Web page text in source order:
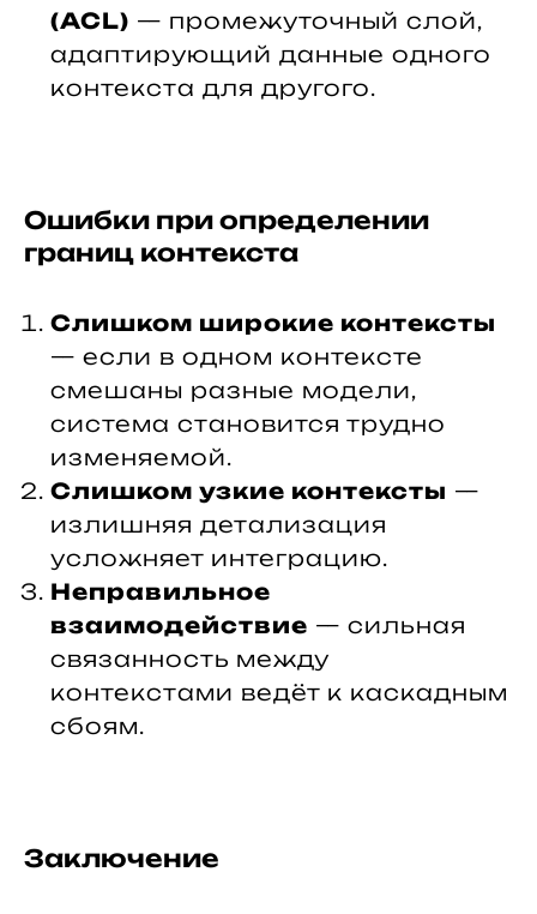
(ACL) — промежуточный слой,
адаптирующий данные одного
контекста для другого.
Ошибки при определении
границ контекста
Слишком широкие контексты
— если в одном контексте
смешаны разные модели,
система становится трудно
изменяемой.
Слишком узкие контексты —
излишняя детализация
усложняет интеграцию.
Неправильное
взаимодействие — сильная
связанность между
контекстами ведёт к каскадным
сбоям.
Заключение